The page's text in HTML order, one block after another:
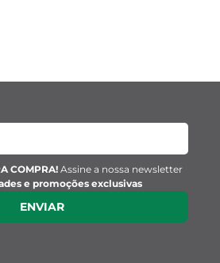
COMPRA! Assine a nossa newsletter
e promoções exclusivas
ENVIAR